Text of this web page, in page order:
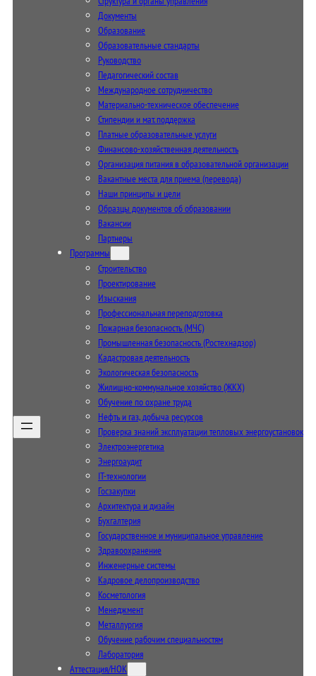
Документы
Образование
Образовательные стандарты
Руководство
Педагогический состав
Международное сотрудничество
Материально-техническое обеспечение
Стипендии и мат. поддержка
Платные образовательные услуги
Финансово-хозяйственная деятельность
Организация питания в образовательной организации
Вакантные места для приема (перевода)
Наши принципы и цели
Образцы документов об образовании
Вакансии
Партнеры
Программы
Строительство
Проектирование
Изыскания
Профессиональная переподготовка
Пожарная безопасность (МЧС)
Промышленная безопасность (Ростехнадзор)
Кадастровая деятельность
Экологическая безопасность
Жилищно-коммунальное хозяйство (ЖКХ)
Обучение по охране труда
Нефть и газ, добыча ресурсов
Проверка знаний эксплуатации тепловых энергоустановок
Электроэнергетика
Энергоаудит
IT-технологии
Госзакупки
Архитектура и дизайн
Бухгалтерия
Государственное и муниципальное управление
Здравоохранение
Инженерные системы
Кадровое делопроизводство
Косметология
Менеджмент
Металлургия
Обучение рабочим специальностям
Лаборатория
Аттестация/НОК